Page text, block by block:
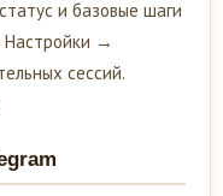
и базовые шаги
Настройки →
сессий.